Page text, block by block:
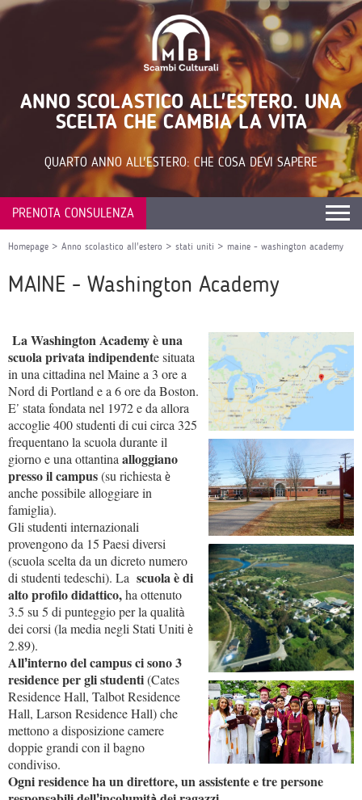
ANNO SCOLASTICO ALL'ESTERO. UNA
SCELTA CHE CAMBIA LA VITA
QUARTO ANNO ALL'ESTERO: CHE COSA DEVI SAPERE
PRENOTA CONSULENZA
Homepage > Anno scolastico all'estero > stati uniti > maine - washington academy
MAINE - Washington Academy
La Washington Academy è una
scuola privata indipendente situata
in una cittadina nel Maine a 3 ore a
Nord di Portland e a 6 ore da Boston.
E’ stata fondata nel 1972 e da allora
accoglie 400 studenti di cui circa 325
frequentano la scuola durante il
giorno e una ottantina alloggiano
presso il campus(su richiesta è
anche possibile alloggiare in
famiglia).
Gli studenti internazionali
provengono da 15 Paesi diversi
(scuola scelta da un dicreto numero
di studenti tedeschi). La scuola è di
alto profilo didattico,ha ottenuto
3.5 su 5 di punteggio per la qualità
dei corsi (la media negli Stati Uniti è
2.89).
All’interno del campus ci sono 3
residence per gli studenti(Cates
Residence Hall, Talbot Residence
Hall, Larson Residence Hall) che
mettono a disposizione camere
doppie grandi con il bagno
condiviso.
Ogni residence ha un direttore, un assistente e tre persone